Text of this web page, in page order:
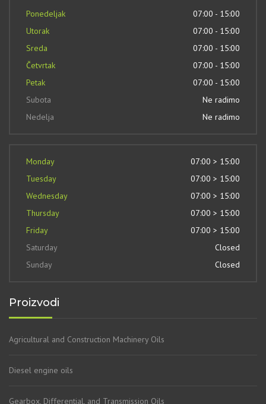
Ponedeljak
07:00 - 15:00
Utorak
07:00 - 15:00
Sreda
07:00 - 15:00
Četvrtak
07:00 - 15:00
Petak
07:00 - 15:00
Subota
Ne radimo
Nedelja
Ne radimo
Monday
07:00 > 15:00
Tuesday
07:00 > 15:00
Wednesday
07:00 > 15:00
Thursday
07:00 > 15:00
Friday
07:00 > 15:00
Saturday
Closed
Sunday
Closed
Proizvodi
Agricultural and Construction Machinery Oils
Diesel engine oils
Gearbox, Differential, and Transmission Oils